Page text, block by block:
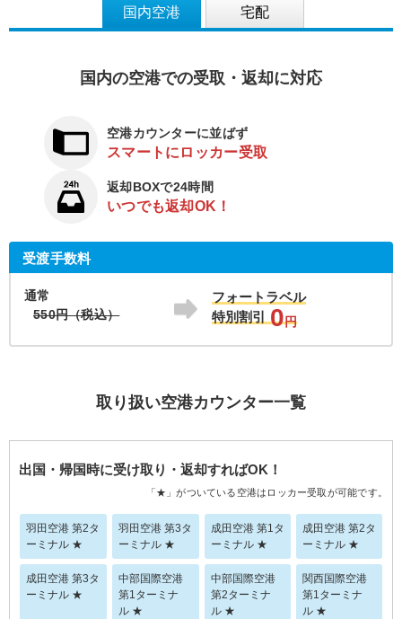
国内空港 宅配
国内の空港での受取・返却に対応
空港カウンターに並ばず
スマートにロッカー受取
返却BOXで24時間
いつでも返却OK！
受渡手数料
通常
550円（税込）
フォートラベル
特別割引
0円
取り扱い空港カウンター一覧
出国・帰国時に受け取り・返却すればOK！
「★」がついている空港はロッカー受取が可能です。
羽田空港 第2タ
ーミナル ★
羽田空港 第3タ
ーミナル ★
成田空港 第1タ
ーミナル ★
成田空港 第2タ
ーミナル ★
成田空港 第3タ
ーミナル ★
中部国際空港
第1ターミナ
ル ★
中部国際空港
第2ターミナ
ル ★
関西国際空港
第1ターミナ
ル ★